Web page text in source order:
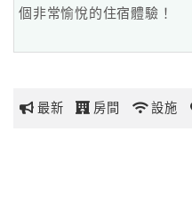
帶
玩
玩
個非常愉悅的住宿體驗！
最新 房間 設施